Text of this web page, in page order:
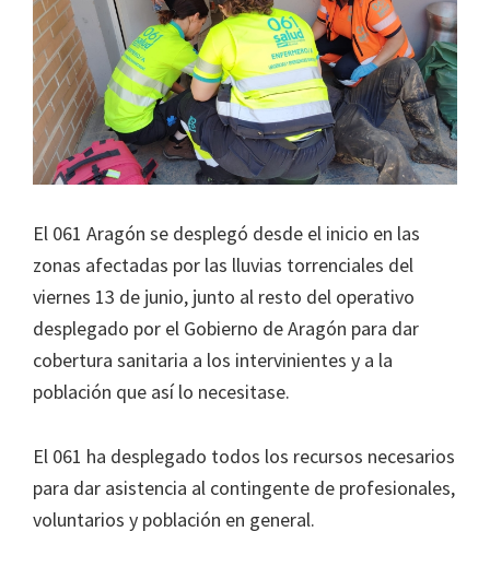
El 061 Aragón se desplegó desde el inicio en las
zonas afectadas por las lluvias torrenciales del
viernes 13 de junio, junto al resto del operativo
desplegado por el Gobierno de Aragón para dar
cobertura sanitaria a los intervinientes y a la
población que así lo necesitase.
El 061 ha desplegado todos los recursos necesarios
para dar asistencia al contingente de profesionales,
voluntarios y población en general.